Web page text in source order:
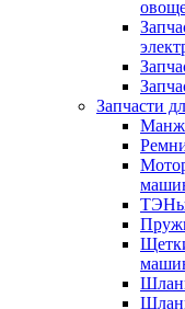
Запчасти
ТЭНы